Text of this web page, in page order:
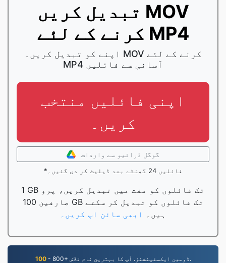
تبدیل کریں MOV
کرنے کے لئے MP4
اپنے کو تبدیل کریں۔ MOV کرنے کے لئے
MP4 آسانی سے فائلیں
اپنی فائلیں منتخب
کریں۔
گوگل ڈرائیو سے واردات
*فائلیں 24 گھنٹے بعد ڈیلیٹ کر دی گئیں۔
1 GB تک فائلوں کو مفت میں تبدیل کریں، پرو
صارفین 100 GB تک فائلوں کو تبدیل کر سکتے
ہیں۔ ابھی سائن اپ کریں۔
100 - 800+ ڈومین ایکسٹینشنز. آپ کا بہترین نام تلاش.